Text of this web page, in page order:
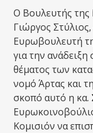
Ο Βουλευτής της
Γιώργος
Ευρωβουλευτή
για την
θέματος των
νομό Άρτας και
σκοπό αυτό η κα.
Κομισιόν να